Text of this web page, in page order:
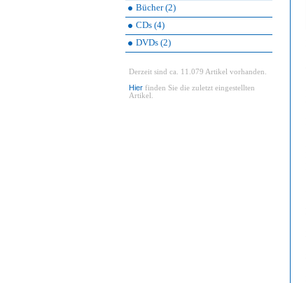
Bücher (2)
CDs (4)
DVDs (2)
Derzeit sind ca. 11.079 Artikel vorhanden.
Hier finden Sie die zuletzt eingestellten
Artikel.